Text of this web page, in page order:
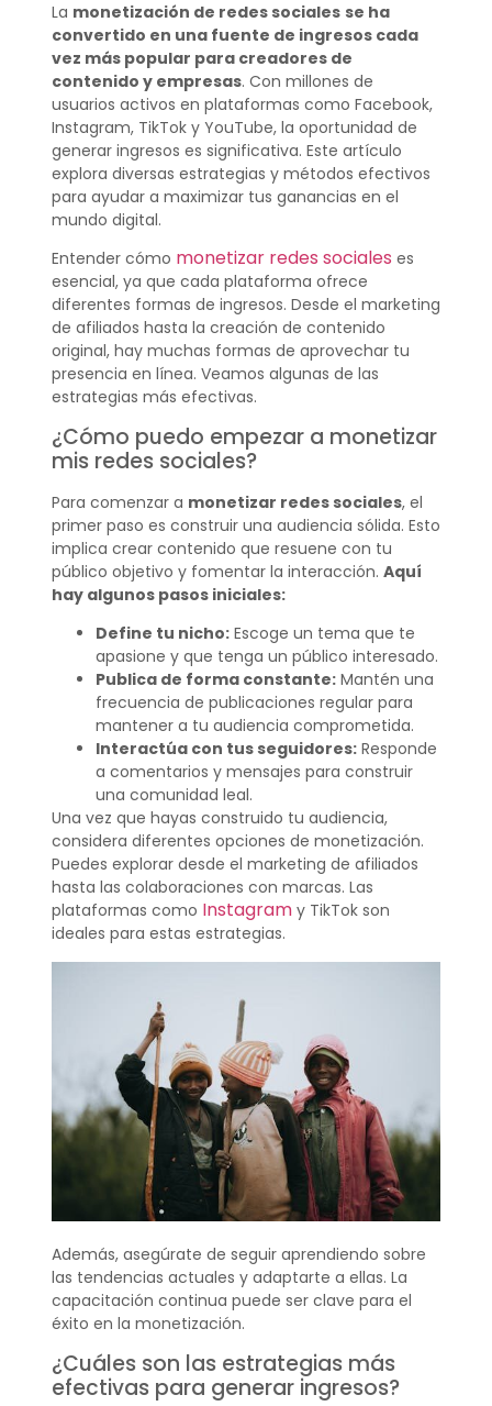
La monetización de redes sociales se ha
convertido en una fuente de ingresos cada
vez más popular para creadores de
contenido y empresas. Con millones de
usuarios activos en plataformas como Facebook,
Instagram, TikTok y YouTube, la oportunidad de
generar ingresos es significativa. Este artículo
explora diversas estrategias y métodos efectivos
para ayudar a maximizar tus ganancias en el
mundo digital.
Entender cómo monetizar redes sociales es
esencial, ya que cada plataforma ofrece
diferentes formas de ingresos. Desde el marketing
de afiliados hasta la creación de contenido
original, hay muchas formas de aprovechar tu
presencia en línea. Veamos algunas de las
estrategias más efectivas.
¿Cómo puedo empezar a monetizar
mis redes sociales?
Para comenzar a monetizar redes sociales, el
primer paso es construir una audiencia sólida. Esto
implica crear contenido que resuene con tu
público objetivo y fomentar la interacción. Aquí
hay algunos pasos iniciales:
Define tu nicho:Escoge un tema que te
apasione y que tenga un público interesado.
Publica de forma constante:Mantén una
frecuencia de publicaciones regular para
mantener a tu audiencia comprometida.
Interactúa con tus seguidores:Responde
a comentarios y mensajes para construir
una comunidad leal.
Una vez que hayas construido tu audiencia,
considera diferentes opciones de monetización.
Puedes explorar desde el marketing de afiliados
hasta las colaboraciones con marcas. Las
plataformas como Instagramy TikTok son
ideales para estas estrategias.
Además, asegúrate de seguir aprendiendo sobre
las tendencias actuales y adaptarte a ellas. La
capacitación continua puede ser clave para el
éxito en la monetización.
¿Cuáles son las estrategias más
efectivas para generar ingresos?